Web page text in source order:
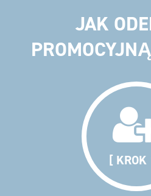
JAK
[ KROK